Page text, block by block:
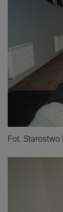
Fot. Starostwo